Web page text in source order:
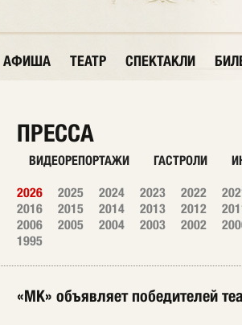
АФИША ТЕАТР СПЕКТАКЛИ
ПРЕССА
ВИДЕОРЕПОРТАЖИ ГАСТРОЛИ
2026 2025 2024 2023 2022
2016
2015 2014 2013 2012
2006
2005 2004 2003 2002
1995
«МК» объявляет победителей